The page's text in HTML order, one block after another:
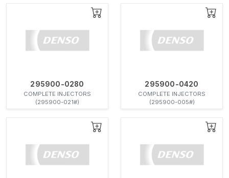
295900-0280
COMPLETE INJECTORS
(295900-021#)
295900-0420
COMPLETE INJECTORS
(295900-005#)